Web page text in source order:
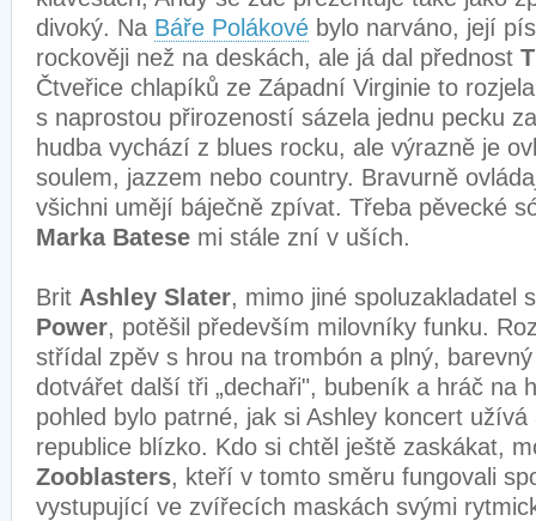
divoký. Na Báře Polákové bylo narváno, její
rockověji než na deskách, ale já dal přednost
Čtveřice chlapíků ze Západní Virginie to
s naprostou přirozeností sázela jednu pecku
hudba vychází z blues rocku, ale výrazně je
soulem, jazzem nebo country. Bravurně
všichni umějí báječně zpívat. Třeba pěvecké
Marka Batese mi stále zní v uších.
Brit Ashley Slater, mimo jiné spoluzakladatel
Power, potěšil především milovníky funku.
střídal zpěv s hrou na trombón a plný,
dotvářet další tři „dechaři", bubeník a hráč na
pohled bylo patrné, jak si Ashley koncert
republice blízko. Kdo si chtěl ještě zaskákat,
Zooblasters, kteří v tomto směru fungovali
vystupující ve zvířecích maskách svými